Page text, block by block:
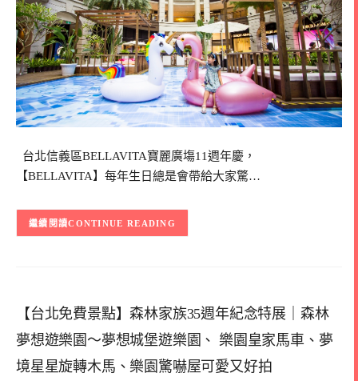
台北信義區BELLAVITA寶麗廣塲11週年慶，
【BELLAVITA】每年生日總是會帶給大家驚…
CONTINUE READING
【台北免費景點】森林家族35週年紀念特展｜森林
夢想遊樂園～夢想城堡遊樂園、 樂園皇家馬車、夢
境星星旋轉木馬、樂園驚嚇屋可愛又好拍